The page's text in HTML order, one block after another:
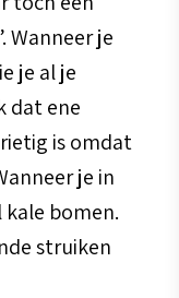
Wanneer je
je al je
dat ene
is omdat
je in
kale bomen.
struiken